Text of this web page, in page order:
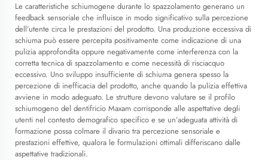
Le caratteristiche schiumogene durante lo spazzolamento generano un
feedback sensoriale che influisce in modo significativo sulla percezione
dell’utente circa le prestazioni del prodotto. Una produzione eccessiva di
schiuma può essere percepita positivamente come indicazione di una
pulizia approfondita oppure negativamente come interferenza con la
corretta tecnica di spazzolamento e come necessità di risciacquo
eccessivo. Uno sviluppo insufficiente di schiuma genera spesso la
percezione di inefficacia del prodotto, anche quando la pulizia effettiva
avviene in modo adeguato. Le strutture devono valutare se il profilo
schiumogeno del dentifricio Maxam corrisponde alle aspettative degli
utenti nel contesto demografico specifico e se un’adeguata attività di
formazione possa colmare il divario tra percezione sensoriale e
prestazioni effettive, qualora le formulazioni ottimali differiscano dalle
aspettative tradizionali.